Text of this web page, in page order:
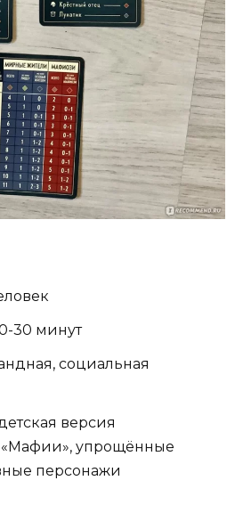
30 минут
социальная
версия
«Мафии», упрощённые
персонажи